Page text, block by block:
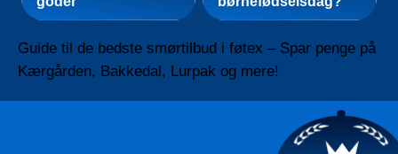
Guide til de bedste smørtilbud i føtex – Spar penge på
Kærgården, Bakkedal, Lurpak og mere!